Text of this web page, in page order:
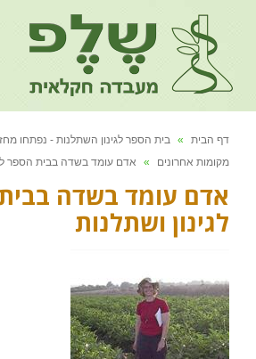
דף הבית »
מקומות אחרונים
» אדם עומד בשדה בבית הספר
אדם עומד בשדה
לגינון ושתלנות